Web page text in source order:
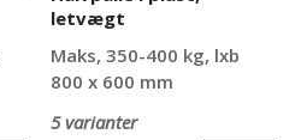
letvægt
Maks, 350-400 kg, lxb
800 x 600 mm
5 varianter